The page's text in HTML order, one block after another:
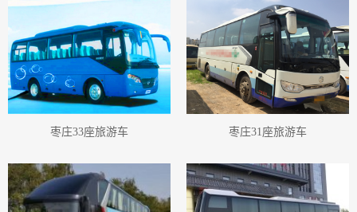
枣庄33座旅游车 枣庄31座旅游车